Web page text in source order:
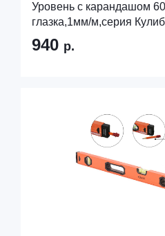
Уровень с карандашом
глазка,1мм/м,серия
940 р.